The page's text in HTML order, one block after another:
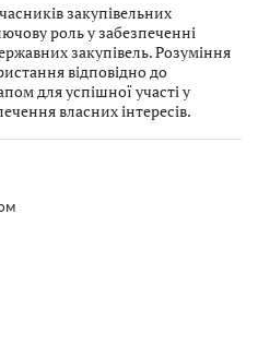
закупівельних
роль у забезпеченні
закупівель. Розуміння
відповідно до
для успішної участі у
власних інтересів.